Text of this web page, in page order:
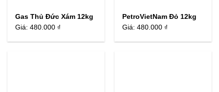
Gas Thủ Đức Xám 12kg
Giá:480.000 ₫
PetroVietNam Đỏ 12kg
Giá:480.000 ₫